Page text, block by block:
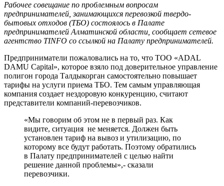
Рабочее совещание по проблемным вопросам
предпринимателей, занимающихся перевозкой твердо-
бытовых отходов (ТБО) состоялось в Палате
предпринимателей Алматинской области, сообщает сетевое
агентство TINFO со ссылкой на Палату предпринимателей.
Предприниматели пожаловались на то, что ТОО «ADAL
DAMU Capital», которое взяло под доверительное управление
полигон города Талдыкорган самостоятельно повышает
тарифы на услуги приема ТБО. Тем самым управляющая
компания создает нездоровую конкуренцию, считают
представители компаний-перевозчиков.
«Мы говорим об этом не в первый раз. Как
видите, ситуация не меняется. Должен быть
установлен тариф на вывоз и утилизацию, по
которому все будут работать. Поэтому обратились
в Палату предпринимателей с целью найти
решение данной проблемы»,- сказали
перевозчики.